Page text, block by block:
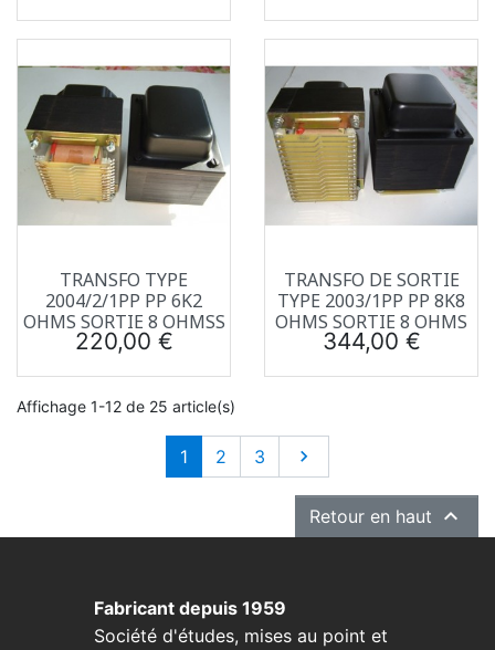
TRANSFO TYPE
2004/2/1PP PP 6K2
OHMS SORTIE 8 OHMSS
Prix
220,00 €
TRANSFO DE SORTIE
TYPE 2003/1PP PP 8K8
OHMS SORTIE 8 OHMS
Prix
344,00 €
Affichage 1-12 de 25 article(s)
1 2 3 Suivant

Retour en haut 
Fabricant depuis 1959
Société d'études, mises au point et